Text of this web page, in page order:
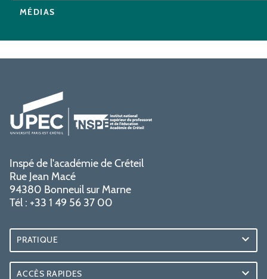
MÉDIAS
Inspé de l'académie de Créteil
Rue Jean Macé
94380 Bonneuil sur Marne
Tél : +33 1 49 56 37 00
PRATIQUE
ACCÈS RAPIDES